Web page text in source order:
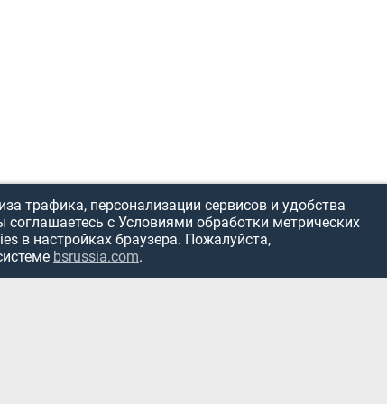
ИСПОЛЬЗОВАНИЕ
трафика, персонализации сервисов и удобства
соглашаетесь с Условиями обработки метрических
в настройках браузера. Пожалуйста,
bsrussia.com.